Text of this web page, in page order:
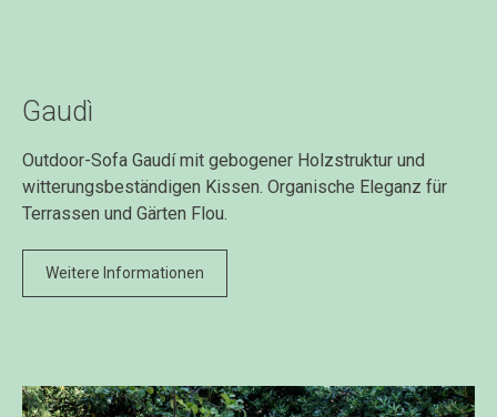
Gaudì
Outdoor-Sofa Gaudí mit gebogener Holzstruktur und
witterungsbeständigen Kissen. Organische Eleganz für
Terrassen und Gärten Flou.
Weitere Informationen